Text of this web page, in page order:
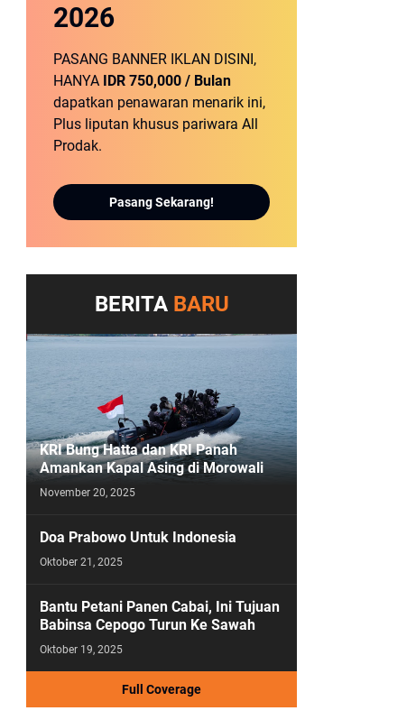
2026
PASANG BANNER IKLAN DISINI,
HANYA
IDR 750,000 / Bulan
dapatkan penawaran menarik ini,
Plus liputan khusus pariwara All
Prodak.
Pasang Sekarang!
BERITA BARU
KRI Bung Hatta dan KRI Panah
Amankan Kapal Asing di Morowali
November 20, 2025
Doa Prabowo Untuk Indonesia
Oktober 21, 2025
Bantu Petani Panen Cabai, Ini Tujuan
Babinsa Cepogo Turun Ke Sawah
Oktober 19, 2025
Full Coverage